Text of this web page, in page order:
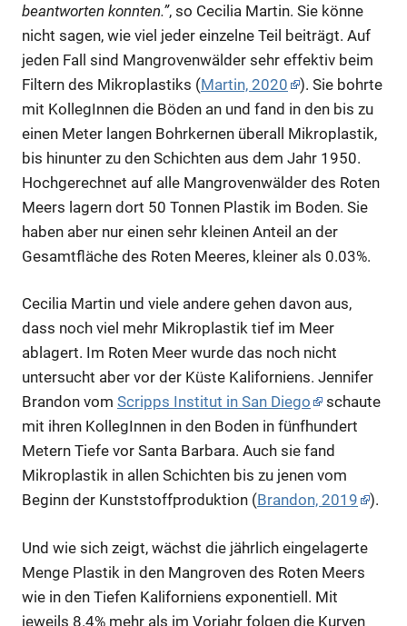
beantworten konnten.”, so Cecilia Martin. Sie könne
nicht sagen, wie viel jeder einzelne Teil beiträgt. Auf
jeden Fall sind Mangrovenwälder sehr effektiv beim
Filtern des Mikroplastiks (Martin, 2020
). Sie bohrte
mit KollegInnen die Böden an und fand in den bis zu
einen Meter langen Bohrkernen überall Mikroplastik,
bis hinunter zu den Schichten aus dem Jahr 1950.
Hochgerechnet auf alle Mangrovenwälder des Roten
Meers lagern dort 50 Tonnen Plastik im Boden. Sie
haben aber nur einen sehr kleinen Anteil an der
Gesamtfläche des Roten Meeres, kleiner als 0.03%.
Cecilia Martin und viele andere gehen davon aus,
dass noch viel mehr Mikroplastik tief im Meer
ablagert. Im Roten Meer wurde das noch nicht
untersucht aber vor der Küste Kaliforniens. Jennifer
Brandon vom Scripps Institut in San Diego
schaute
mit ihren KollegInnen in den Boden in fünfhundert
Metern Tiefe vor Santa Barbara. Auch sie fand
Mikroplastik in allen Schichten bis zu jenen vom
Beginn der Kunststoffproduktion (Brandon, 2019 ).
Und wie sich zeigt, wächst die jährlich eingelagerte
Menge Plastik in den Mangroven des Roten Meers
wie in den Tiefen Kaliforniens exponentiell. Mit
jeweils 8.4% mehr als im Vorjahr folgen die Kurven